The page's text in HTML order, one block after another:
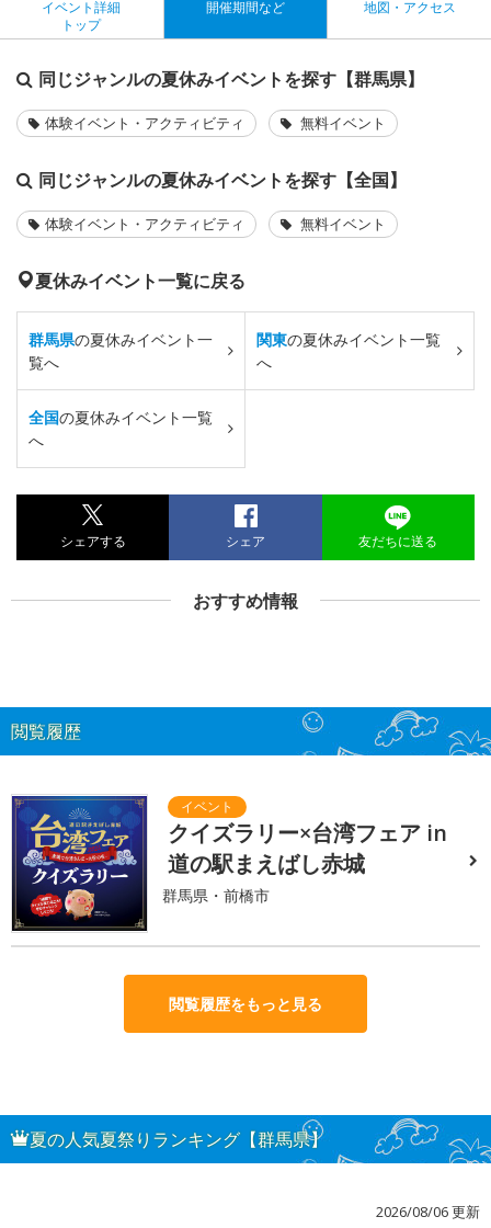
イベント詳細
トップ
開催期間など 地図・アクセス
同じジャンルの夏休みイベントを探す【群馬県】
体験イベント・アクティビティ 無料イベント
同じジャンルの夏休みイベントを探す【全国】
体験イベント・アクティビティ 無料イベント
夏休みイベント一覧に戻る
群馬県の夏休みイベント一
覧へ
関東の夏休みイベント一覧
へ
全国の夏休みイベント一覧
へ
シェアする シェア 友だちに送る
おすすめ情報
閲覧履歴
クイズラリー×台湾フェア in
道の駅まえばし赤城
群馬県・前橋市
閲覧履歴をもっと見る
夏の人気夏祭りランキング【群馬県】
2026/08/06 更新